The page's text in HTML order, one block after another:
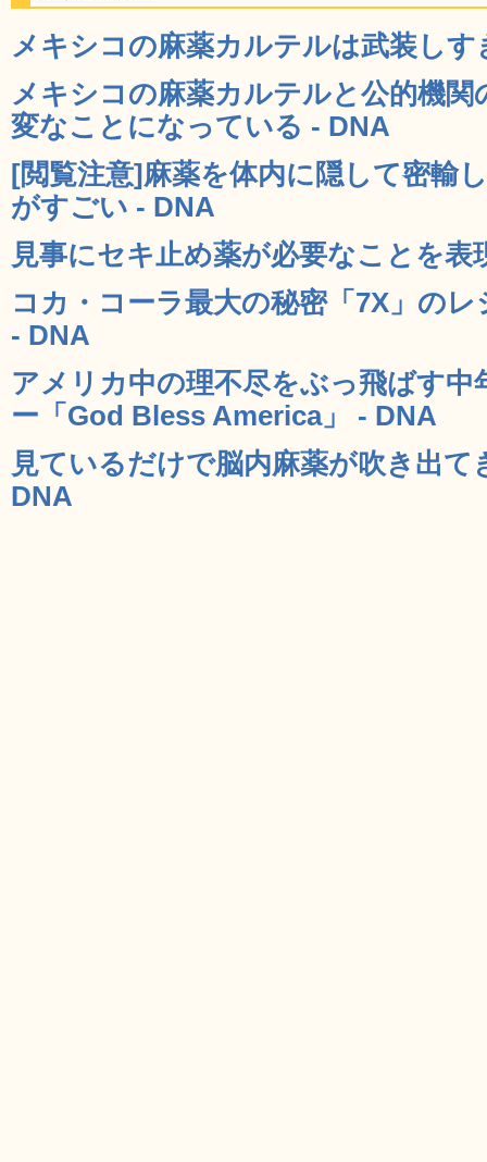
メキシコの麻薬カルテルは武装しす
メキシコの麻薬カルテルと公的機
変なことになっている - DNA
[閲覧注意]麻薬を体内に隠して密輸
がすごい - DNA
見事にセキ止め薬が必要なことを
コカ・コーラ最大の秘密「7X」の
- DNA
アメリカ中の理不尽をぶっ飛ばす
ー「God Bless America」 - DNA
見ているだけで脳内麻薬が吹き出
DNA